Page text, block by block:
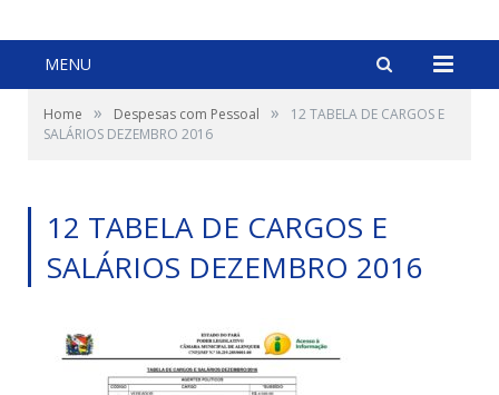
MENU
Home » Despesas com Pessoal »
12 TABELA DE CARGOS E
SALÁRIOS DEZEMBRO 2016
12 TABELA DE CARGOS E
SALÁRIOS DEZEMBRO 2016